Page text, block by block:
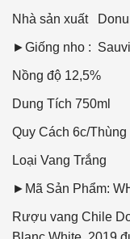
Nhà sản xuất
►Giống nho :
Nồng độ
Dung Tích
Quy Cách 6c/
Loại Vang Trắng
►Mã Sản Phẩm:
Rượu vang Chile